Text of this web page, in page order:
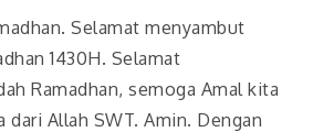
Selamat menyambut
1430H. Selamat
Ramadhan, semoga Amal kita
dari Allah SWT. Amin. Dengan